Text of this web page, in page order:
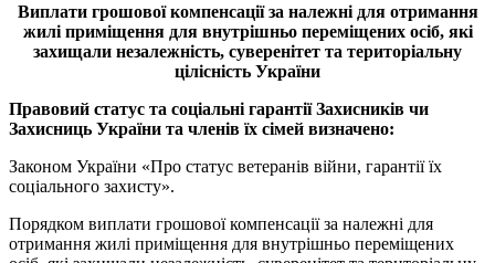
Виплати грошової компенсації за належні для отримання
жилі приміщення для внутрішньо переміщених осіб, які
захищали незалежність, суверенітет та територіальну
цілісність України
Правовий статус та соціальні гарантії Захисників чи
Захисниць України та членів їх сімей визначено:
Законом України «Про статус ветеранів війни, гарантії їх
соціального захисту».
Порядком виплати грошової компенсації за належні для
отримання жилі приміщення для внутрішньо переміщених